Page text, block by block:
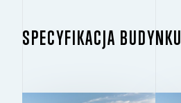
SPECYFIKACJA BUDYNKU